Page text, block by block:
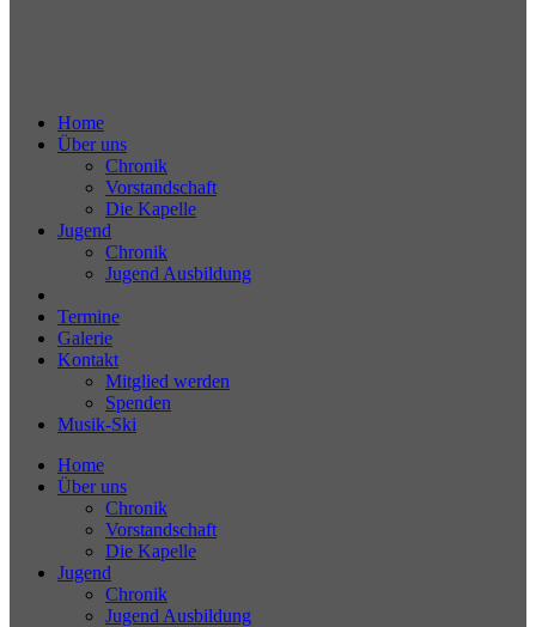
Home
Über uns
Chronik
Vorstandschaft
Die Kapelle
Jugend
Chronik
Jugend Ausbildung
Termine
Galerie
Kontakt
Mitglied werden
Spenden
Musik-Ski
Home
Über uns
Chronik
Vorstandschaft
Die Kapelle
Jugend
Chronik
Jugend Ausbildung